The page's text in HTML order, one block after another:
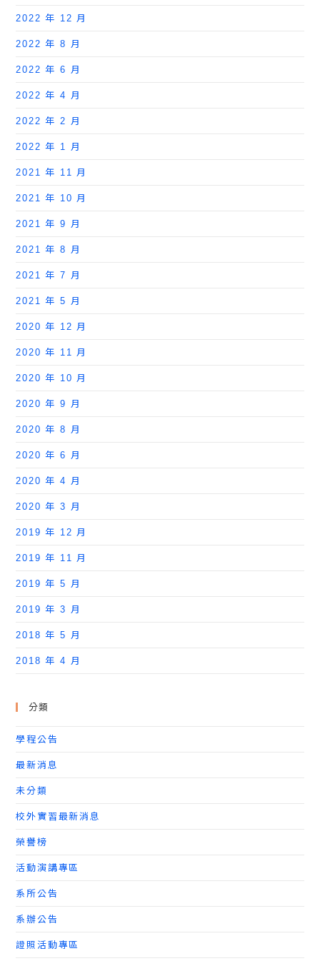
2022 年 12 月
2022 年 8 月
2022 年 6 月
2022 年 4 月
2022 年 2 月
2022 年 1 月
2021 年 11 月
2021 年 10 月
2021 年 9 月
2021 年 8 月
2021 年 7 月
2021 年 5 月
2020 年 12 月
2020 年 11 月
2020 年 10 月
2020 年 9 月
2020 年 8 月
2020 年 6 月
2020 年 4 月
2020 年 3 月
2019 年 12 月
2019 年 11 月
2019 年 5 月
2019 年 3 月
2018 年 5 月
2018 年 4 月
分類
學程公告
最新消息
未分類
校外實習最新消息
榮譽榜
活動演講專區
系所公告
系辦公告
證照活動專區